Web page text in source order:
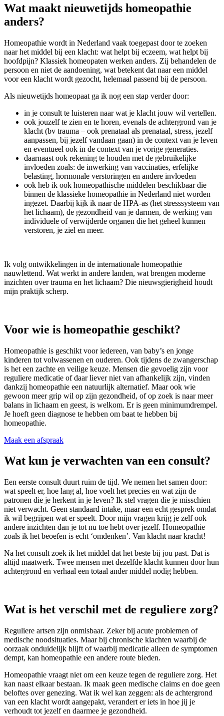
Wat maakt nieuwetijds homeopathie
anders?
Homeopathie wordt in Nederland vaak toegepast door te zoeken
naar het middel bij een klacht: wat helpt bij eczeem, wat helpt bij
hoofdpijn? Klassiek homeopaten werken anders. Zij behandelen de
persoon en niet de aandoening, wat betekent dat naar een middel
voor een klacht wordt gezocht, helemaal passend bij de persoon.
Als nieuwetijds homeopaat ga ik nog een stap verder door:
in je consult te luisteren naar wat je klacht jouw wil vertellen.
ook jouzelf te zien en te horen, evenals de achtergrond van je
klacht (bv trauma – ook prenataal als prenataal, stress, jezelf
aanpassen, bij jezelf vandaan gaan) in de context van je leven
en eventueel ook in de context van je vorige generaties.
daarnaast ook rekening te houden met de gebruikelijke
invloeden zoals: de inwerking van vaccinaties, erfelijke
belasting, hormonale verstoringen en andere invloeden
ook heb ik ook homeopathische middelen beschikbaar die
binnen de klassieke homeopathie in Nederland niet worden
ingezet. Daarbij kijk ik naar de HPA-as (het stresssysteem van
het lichaam), de gezondheid van je darmen, de werking van
individuele of verwijderde organen die het geheel kunnen
verstoren, je ziel en meer.
Ik volg ontwikkelingen in de internationale homeopathie
nauwlettend. Wat werkt in andere landen, wat brengen moderne
inzichten over trauma en het lichaam? Die nieuwsgierigheid houdt
mijn praktijk scherp.
Voor wie is homeopathie geschikt?
Homeopathie is geschikt voor iedereen, van baby’s en jonge
kinderen tot volwassenen en ouderen. Ook tijdens de zwangerschap
is het een zachte en veilige keuze. Mensen die gevoelig zijn voor
reguliere medicatie of daar liever niet van afhankelijk zijn, vinden
dankzij homeopathie een natuurlijk alternatief. Maar ook wie
gewoon meer grip wil op zijn gezondheid, of op zoek is naar meer
balans in lichaam en geest, is welkom. Er is geen minimumdrempel.
Je hoeft geen diagnose te hebben om baat te hebben bij
homeopathie.
Maak een afspraak
Wat kun je verwachten van een consult?
Een eerste consult duurt ruim de tijd. We nemen het samen door:
wat speelt er, hoe lang al, hoe voelt het precies en wat zijn de
patronen die je herkent in je leven? Ik stel vragen die je misschien
niet verwacht. Geen standaard intake, maar een echt gesprek omdat
ik wil begrijpen wat er speelt. Door mijn vragen krijg je zelf ook
andere inzichten dan je tot nu toe hebt over jezelf. Homeopathie
zoals ik het beoefen is echt ‘omdenken’. Van klacht naar kracht!
Na het consult zoek ik het middel dat het beste bij jou past. Dat is
altijd maatwerk. Twee mensen met dezelfde klacht kunnen door hun
achtergrond en verhaal een totaal ander middel nodig hebben.
Wat is het verschil met de reguliere zorg?
Reguliere artsen zijn onmisbaar. Zeker bij acute problemen of
medische noodsituaties. Maar bij chronische klachten waarbij de
oorzaak onduidelijk blijft of waarbij medicatie alleen de symptomen
dempt, kan homeopathie een andere route bieden.
Homeopathie vraagt niet om een keuze tegen de reguliere zorg. Het
kan naast elkaar bestaan. Ik maak geen medische claims en doe geen
beloftes over genezing. Wat ik wel kan zeggen: als de achtergrond
van een klacht wordt aangepakt, verandert er iets in hoe jij je
verhoudt tot jezelf en daarmee je gezondheid.